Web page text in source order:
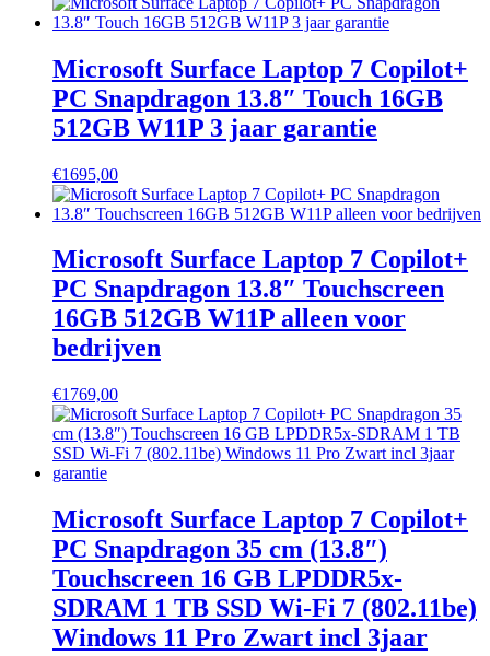
Microsoft Surface Laptop 7 Copilot+
PC Snapdragon 13.8″ Touch 16GB
512GB W11P 3 jaar garantie
€1695,00
Microsoft Surface Laptop 7 Copilot+
PC Snapdragon 13.8″ Touchscreen
16GB 512GB W11P alleen voor
bedrijven
€1769,00
Microsoft Surface Laptop 7 Copilot+
PC Snapdragon 35 cm (13.8″)
Touchscreen 16 GB LPDDR5x-
SDRAM 1 TB SSD Wi-Fi 7 (802.11be)
Windows 11 Pro Zwart incl 3jaar